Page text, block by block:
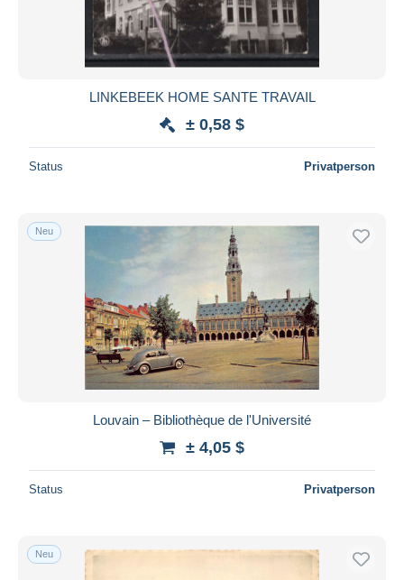
LINKEBEEK HOME SANTE TRAVAIL
± 0,58 $
Status Privatperson
Neu
Louvain – Bibliothèque de l'Université
± 4,05 $
Status Privatperson
Neu